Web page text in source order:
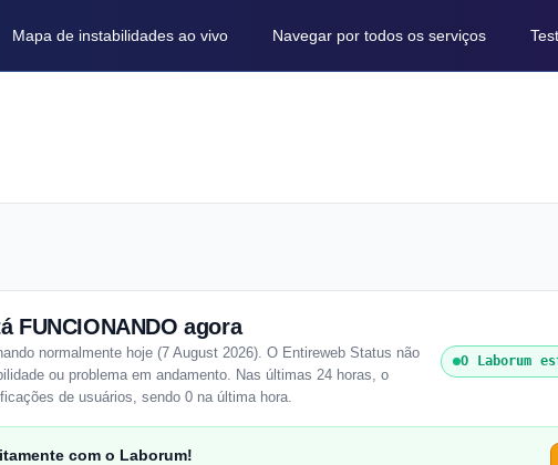
Mapa de instabilidades ao vivo Navegar por todos os serviços
FUNCIONANDO agora
normalmente hoje (7 August 2026). O Entireweb Status não
ou problema em andamento. Nas últimas 24 horas, o
de usuários, sendo 0 na última hora.
O Laborum
com o Laborum!